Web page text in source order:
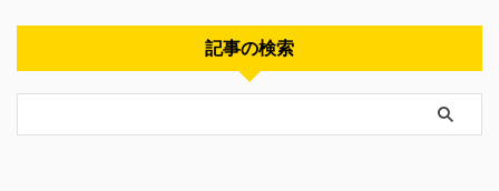
記事の検索